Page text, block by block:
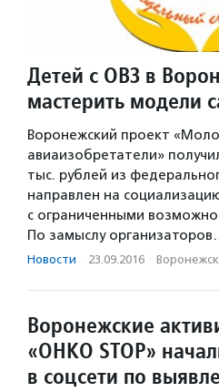
Детей с ОВЗ в
мастерить модели
Воронежский проект
авиаизобретатели»
тыс. рублей из
направлен на
с ограниченными
По замыслу
Новости · 23.09.2016 ·
Воронежские
«ОНКО STOP»
в соцсети по